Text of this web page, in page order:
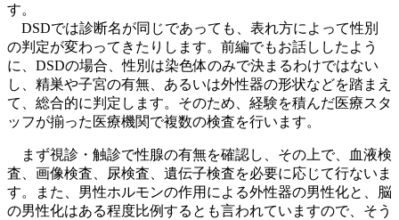
す。
DSDでは診断名が同じであっても、表れ方によって性別
の判定が変わってきたりします。前編でもお話ししたよう
に、DSDの場合、性別は染色体のみで決まるわけではない
し、精巣や子宮の有無、あるいは外性器の形状などを踏まえ
て、総合的に判定します。そのため、経験を積んだ医療スタ
ッフが揃った医療機関で複数の検査を行います。
まず視診・触診で性腺の有無を確認し、その上で、血液検
査、画像検査、尿検査、遺伝子検査を必要に応じて行ないま
す。また、男性ホルモンの作用による外性器の男性化と、脳
の男性化はある程度比例するとも言われていますので、そう